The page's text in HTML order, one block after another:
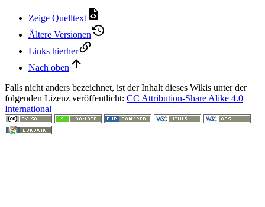
Zeige Quelltext
Ältere Versionen
Links hierher
Nach oben
Falls nicht anders bezeichnet, ist der Inhalt dieses Wikis unter der
folgenden Lizenz veröffentlicht: CC Attribution-Share Alike 4.0
International